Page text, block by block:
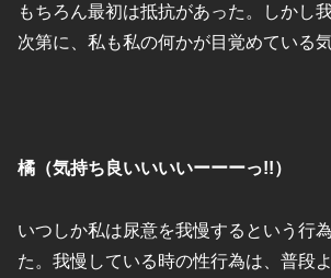
もちろん最初は抵抗があった。しかし
次第に、私も私の何かが目覚めている気
橘（気持ち良いいいいーーーっ!!）
いつしか私は尿意を我慢するという行
た。我慢している時の性行為は、普段